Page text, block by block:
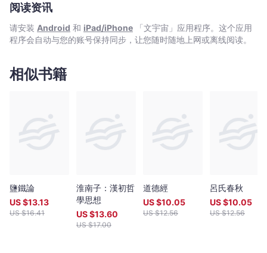
阅读资讯
请安装 Android 和 iPad/iPhone 「文宇宙」应用程序。这个应用
程序会自动与您的账号保持同步，让您随时随地上网或离线阅读。
相似书籍
鹽鐵論
US $13.13
US $16.41
淮南子：漢初哲
學思想
US $13.60
US $17.00
道德經
US $10.05
US $12.56
呂氏春秋
US $10.05
US $12.56